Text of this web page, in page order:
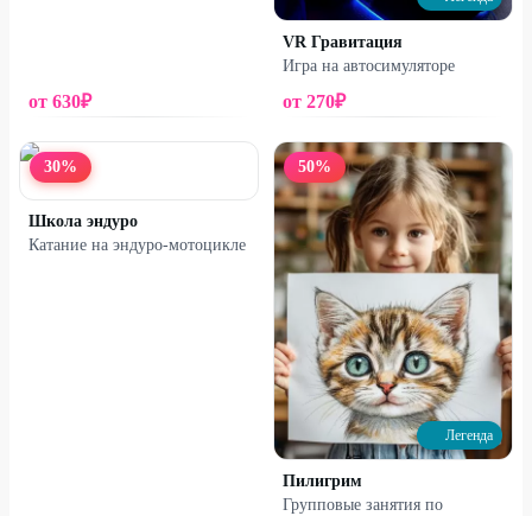
от 630₽
VR Гравитация
Игра на автосимуляторе
от 270₽
30%
Школа эндуро
Катание на эндуро-мотоцикле
50%
Легенда
Пилигрим
Групповые занятия по